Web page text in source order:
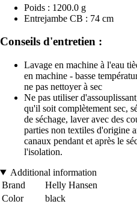
Poids : 1200.0 g
Entrejambe CB : 74 cm
Conseils d'entretien :
Lavage en machine à l'eau
en machine - basse
ne pas nettoyer à sec
Ne pas utiliser
qu'il soit complètement sec,
de séchage, laver avec des
parties non textiles d'origine
canaux pendant et après le
l'isolation.
Additional information
Brand
Helly Hansen
Color
black